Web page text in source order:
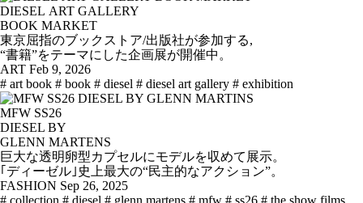
DIESEL ART GALLERY
BOOK MARKET
東京屈指のブックストア/出版社が参加する,
“書籍”をテーマにした企画展が開催中。
ART Feb 9, 2026
# art book # book # diesel # diesel art gallery # exhibition
MFW SS26
DIESEL BY
GLENN MARTENS
巨大な透明卵型カプセルにモデルを収めて展示。
｢ディーゼル｣史上最大の“民主的なアクション”。
FASHION Sep 26, 2025
# collection # diesel # glenn martens # mfw # ss26 # the show films